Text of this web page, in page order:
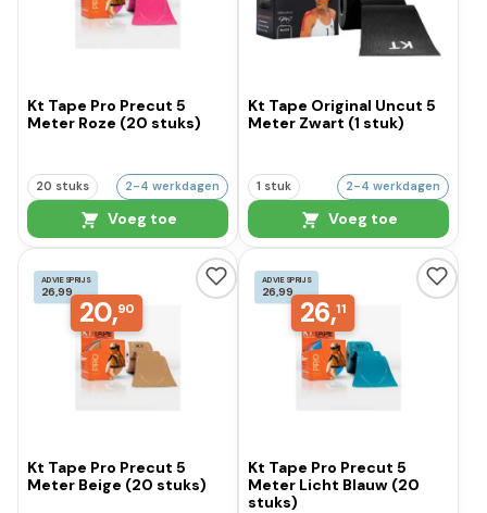
Kt Tape Pro Precut 5
Meter Roze (20 stuks)
20 stuks 2-4 werkdagen
Voeg toe
Kt Tape Original Uncut 5
Meter Zwart (1 stuk)
1 stuk 2-4 werkdagen
Voeg toe
ADVIESPRIJS
26,99
20,90
Kt Tape Pro Precut 5
Meter Beige (20 stuks)
ADVIESPRIJS
26,99
26,11
Kt Tape Pro Precut 5
Meter Licht Blauw (20
stuks)